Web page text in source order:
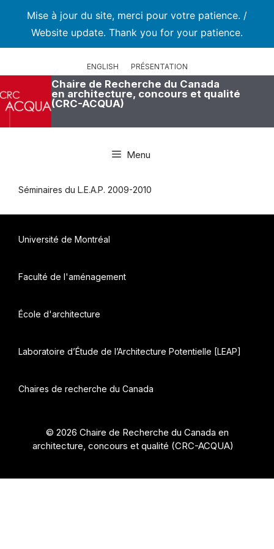
Mise à jour du site, merci pour votre patience. /
Website update. Thank you for your patience.
ENGLISH PRÉSENTATION
Chaire de Recherche du Canada
en architecture, concours et qualité
(CRC-ACQUA)
Menu
Séminaires du L.E.A.P. 2009-2010
Université de Montréal
Faculté de l'aménagement
École d'architecture
Laboratoire d’Étude de l’Architecture Potentielle [LEAP]
Chaires de recherche du Canada
© 2026 Chaire de Recherche du Canada en
architecture, concours et qualité (CRC-ACQUA)